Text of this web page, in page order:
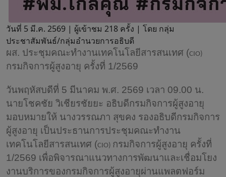
วันที่ 5 มี.ค. 2569 | ผู้เข้าชม 218 ครั้ง | โดย กลุ่ม
ประชาสัมพันธ์/กลุ่มอำนวยการอธิบดี
ผส. ประชุมคณะทำงานเทคโนโลยีสารสนเทศ (CIO)
กรมกิจการผู้สูงอายุ ครั้งที่ 1/2569
วันพฤหัสบดีที่ 5 มีนาคม พ.ศ. 2569 เวลา 09.00 น.
นายโชคชัย วิเชียรชัยยะ อธิบดีกรมกิจการผู้สูงอายุ
มอบหมายให้ นางวรรณภา สุขคง รองอธิบดีกรมกิจการ
ผู้สูงอายุ เป็นประธานการประชุมคณะทำงาน
เทคโนโลยีสารสนเทศ (CIO) กรมกิจการผู้สูงอายุ ครั้งที่
1/2569 เพื่อพิจารณาแนวทางการพัฒนาและเชื่อมโยง
งานบริการของกรมกิจการผู้สูงอายุผ่านแพลตฟอร์ม